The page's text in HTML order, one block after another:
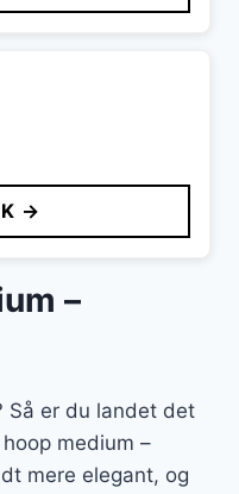
→
–
Så er du landet det
medium –
mere elegant, og